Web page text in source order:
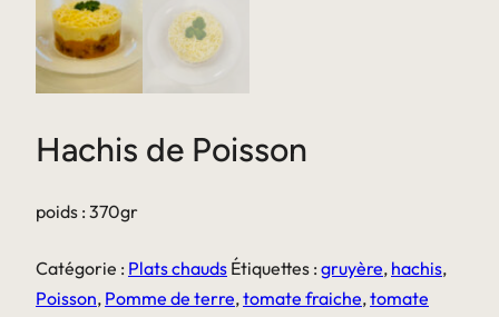
Hachis de Poisson
poids : 370gr
Catégorie : Plats chauds Étiquettes : gruyère, hachis,
Poisson, Pomme de terre,tomate fraiche,tomate